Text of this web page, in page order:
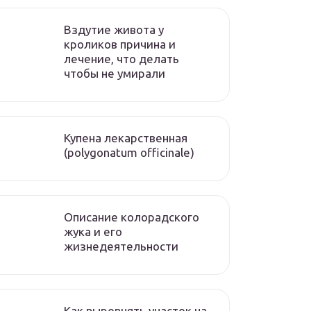
Вздутие живота у
кроликов причина и
лечение, что делать
чтобы не умирали
Купена лекарственная
(polygonatum officinale)
Описание колорадского
жука и его
жизнедеятельности